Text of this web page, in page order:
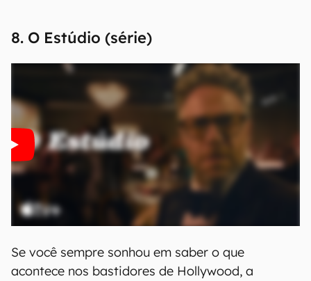
8. O Estúdio (série)
Se você sempre sonhou em saber o que
acontece nos bastidores de Hollywood, a